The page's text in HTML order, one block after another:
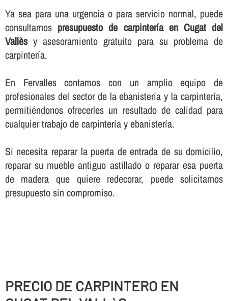
Ya sea para una urgencia o para servicio normal, puede
consultarnos presupuesto de carpinterí­a en Cugat del
Vallèsy asesoramiento gratuito para su problema de
carpinterí­a.
En Fervalles contamos con un amplio equipo de
profesionales del sector de la ebanisterí­a y la carpinterí­a,
permitiéndonos ofrecerles un resultado de calidad para
cualquier trabajo de carpinterí­a y ebanisterí­a.
Si necesita reparar la puerta de entrada de su domicilio,
reparar su mueble antiguo astillado o reparar esa puerta
de madera que quiere redecorar, puede solicitarnos
presupuesto sin compromiso.
PRECIO DE CARPINTERO EN